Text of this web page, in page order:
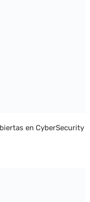
en CyberSecurity